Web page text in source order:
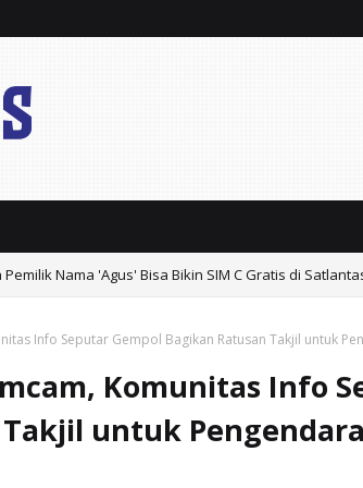
Nama 'Agus' Bisa Bikin SIM C Gratis di
Info Seputar Gempol Bagikan Ratusan Takjil untuk
Komunitas Info
untuk Pengendara